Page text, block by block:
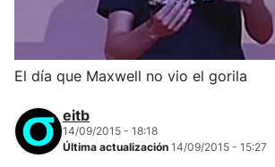
El día que Maxwell no vio el gorila
eitb
14/09/2015 - 18:18
Última actualización 14/09/2015 - 15:27